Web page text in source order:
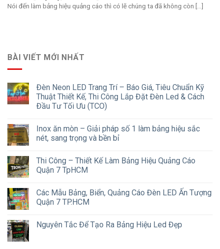
Nói đến làm bảng hiệu quảng cáo thì có lẽ chúng ta đã không còn [...]
BÀI VIẾT MỚI NHẤT
Đèn Neon LED Trang Trí – Báo Giá, Tiêu Chuẩn Kỹ
Thuật Thiết Kế, Thi Công Lắp Đặt Đèn Led & Cách
Đầu Tư Tối Ưu (TCO)
Inox ăn mòn – Giải pháp số 1 làm bảng hiệu sắc
nét, sang trọng và bền bỉ
Thi Công – Thiết Kế Làm Bảng Hiệu Quảng Cáo
Quận 7 TpHCM
Các Mẫu Bảng, Biển, Quảng Cáo Đèn LED Ấn Tượng
Quận 7 TP.HCM
Nguyên Tắc Để Tạo Ra Bảng Hiệu Led Đẹp